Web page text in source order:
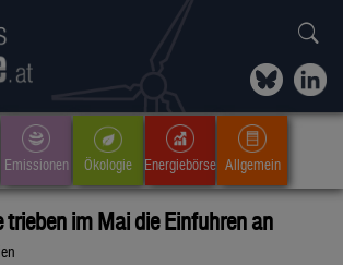
Emissionen Ökologie Energiebörse Allgemein
im Mai die Einfuhren an